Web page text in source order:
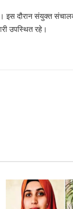
इस दौरान संयुक्त
उपस्थित रहे।